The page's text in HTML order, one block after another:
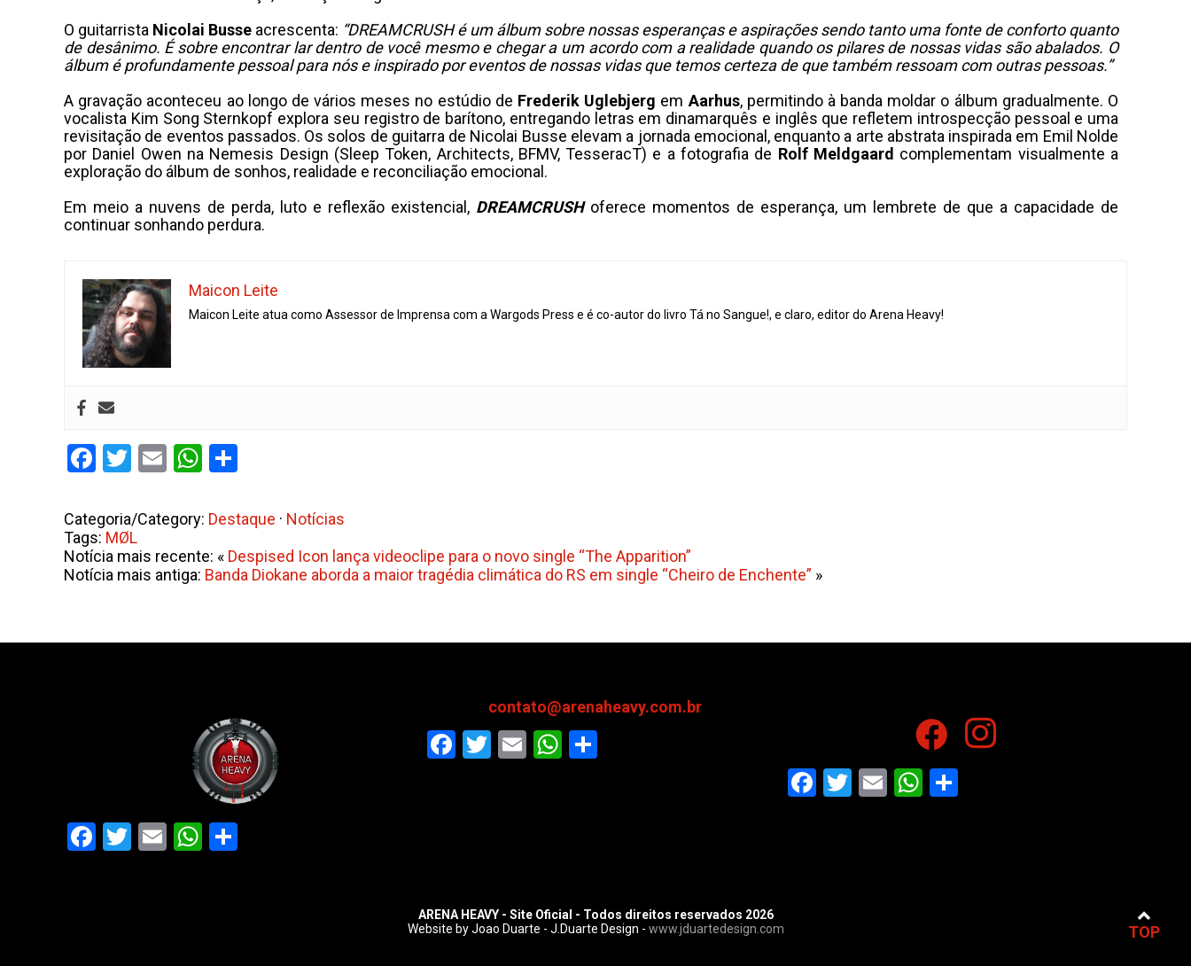
O guitarrista Nicolai Busse acrescenta: “DREAMCRUSH é um álbum sobre nossas esperanças e aspirações sendo tanto uma fonte de conforto quanto
de desânimo. É sobre encontrar lar dentro de você mesmo e chegar a um acordo com a realidade quando os pilares de nossas vidas são abalados. O
álbum é profundamente pessoal para nós e inspirado por eventos de nossas vidas que temos certeza de que também ressoam com outras pessoas.”
A gravação aconteceu ao longo de vários meses no estúdio de Frederik Uglebjerg em Aarhus, permitindo à banda moldar o álbum gradualmente. O
vocalista Kim Song Sternkopf explora seu registro de barítono, entregando letras em dinamarquês e inglês que refletem introspecção pessoal e uma
revisitação de eventos passados. Os solos de guitarra de Nicolai Busse elevam a jornada emocional, enquanto a arte abstrata inspirada em Emil Nolde
por Daniel Owen na Nemesis Design (Sleep Token, Architects, BFMV, TesseracT) e a fotografia de Rolf Meldgaard complementam visualmente a
exploração do álbum de sonhos, realidade e reconciliação emocional.
Em meio a nuvens de perda, luto e reflexão existencial, DREAMCRUSHoferece momentos de esperança, um lembrete de que a capacidade de
continuar sonhando perdura.
Maicon Leite
Maicon Leite atua como Assessor de Imprensa com a Wargods Press e é co-autor do livro Tá no Sangue!, e claro, editor do Arena Heavy!
Facebook
Twitter
EmailWhatsApp
Categoria/Category: Destaque · Notícias
Tags: MØL
Notícia mais recente: « Despised Icon lança videoclipe para o novo single “The Apparition”
Notícia mais antiga: Banda Diokane aborda a maior tragédia climática do RS em single “Cheiro de Enchente” »
TOP
Facebook
Twitter
EmailWhatsApp
contato@arenaheavy.com.br
Facebook
Twitter
EmailWhatsApp
Facebook
Twitter
EmailWhatsApp
Share
ARENA HEAVY - Site Oficial - Todos direitos reservados 2026
Website by Joao Duarte - J.Duarte Design - www.jduartedesign.com